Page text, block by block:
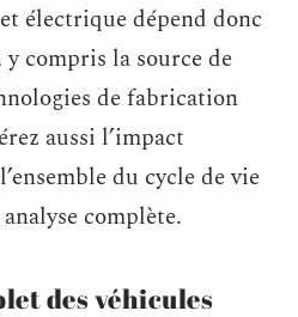
électrique dépend donc
compris la source de
de fabrication
aussi l’impact
du cycle de vie
complète.
des véhicules